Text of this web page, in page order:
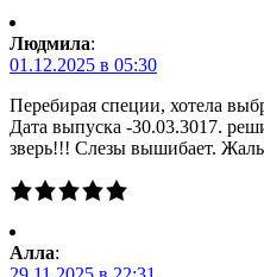
Людмила:
01.12.2025 в 05:30
Перебирая специи, хотела
Дата выпуска -30.03.3017.
зверь!!! Слезы вышибает.
Алла: